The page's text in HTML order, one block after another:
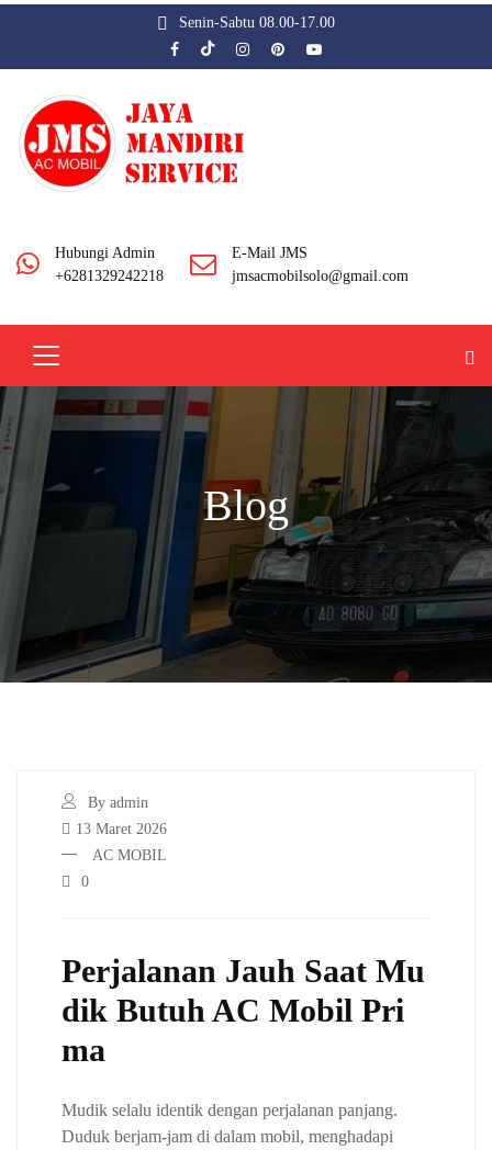
Senin-Sabtu 08.00-17.00
Hubungi Admin
+6281329242218
E-Mail JMS
jmsacmobilsolo@gmail.com
Blog
By admin
13 Maret 2026
AC MOBIL
0
Perjalanan Jauh Saat Mu
dik Butuh AC Mobil Pri
ma
Mudik selalu identik dengan perjalanan panjang.
Duduk berjam-jam di dalam mobil, menghadapi